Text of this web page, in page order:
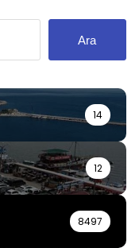
Ara
14
12
8497